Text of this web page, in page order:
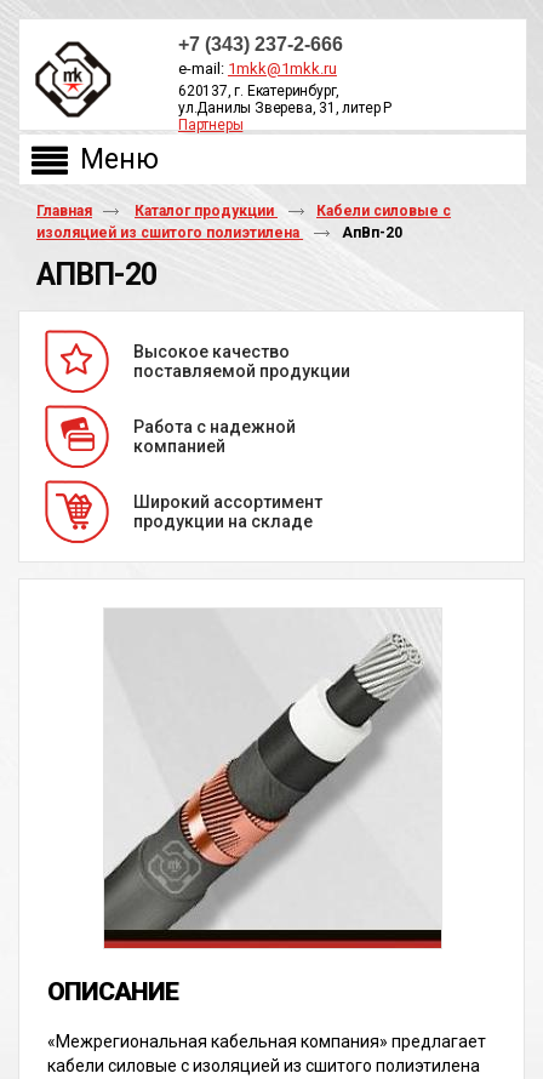
+7 (343) 237-2-666
e-mail: 1mkk@1mkk.ru
620137, г. Екатеринбург,
ул.Данилы Зверева, 31, литер Р
Партнеры
Главная Каталог продукции
Кабели силовые с
изоляцией из сшитого полиэтилена
АпВп-20
АПВП-20
Высокое качество
поставляемой продукции
Работа с надежной
компанией
Широкий ассортимент
продукции на складе
«Межрегиональная кабельная компания» предлагает
кабели силовые с изоляцией из сшитого полиэтилена